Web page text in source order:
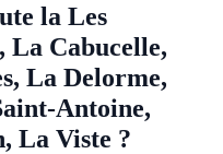
la Les
La Cabucelle,
La Delorme,
Antoine,
La Viste ?